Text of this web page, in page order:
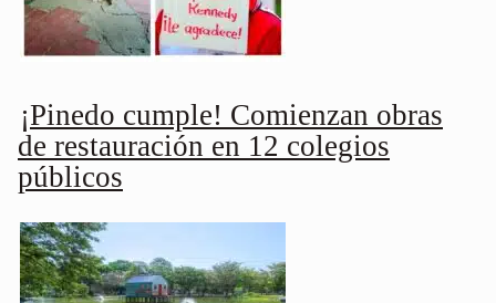
¡Pinedo cumple! Comienzan obras
de restauración en 12 colegios
públicos